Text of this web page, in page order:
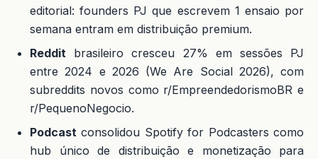
editorial: founders PJ que escrevem 1 ensaio por
semana entram em distribuição premium.
Reddit brasileiro cresceu 27% em sessões PJ
entre 2024 e 2026 (We Are Social 2026), com
subreddits novos como r/EmpreendedorismoBR e
r/PequenoNegocio.
Podcast consolidou Spotify for Podcasters como
hub único de distribuição e monetização para